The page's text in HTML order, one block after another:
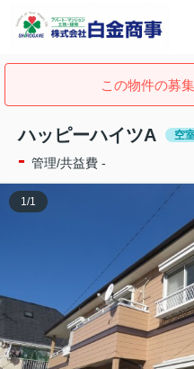
この物件の募
ハッピーハイツA 空
- 管理/共益費 -
1 /1